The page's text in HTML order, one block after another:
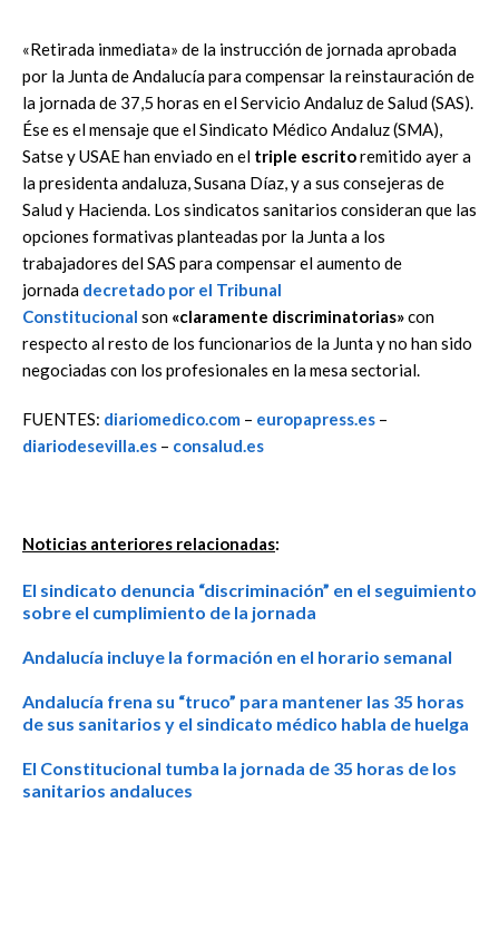
«Retirada inmediata» de la instrucción de jornada aprobada
por la Junta de Andalucía para compensar la reinstauración de
la jornada de 37,5 horas en el Servicio Andaluz de Salud (SAS).
Ése es el mensaje que el Sindicato Médico Andaluz (SMA),
Satse y USAE han enviado en el triple escritoremitido ayer a
la presidenta andaluza, Susana Díaz, y a sus consejeras de
Salud y Hacienda. Los sindicatos sanitarios consideran que las
opciones formativas planteadas por la Junta a los
trabajadores del SAS para compensar el aumento de
jornada decretado por el Tribunal
Constitucional son «claramente discriminatorias»con
respecto al resto de los funcionarios de la Junta y no han sido
negociadas con los profesionales en la mesa sectorial.
FUENTES: diariomedico.com – europapress.es –
diariodesevilla.es – consalud.es
Noticias anteriores relacionadas:
El sindicato denuncia “discriminación” en el seguimiento
sobre el cumplimiento de la jornada
Andalucía incluye la formación en el horario semanal
Andalucía frena su “truco” para mantener las 35 horas
de sus sanitarios y el sindicato médico habla de huelga
El Constitucional tumba la jornada de 35 horas de los
sanitarios andaluces